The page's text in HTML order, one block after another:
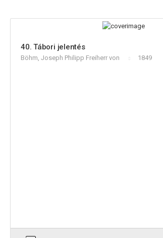
40. Tábori jelentés
Böhm, Joseph Philipp Freiherr von 1849